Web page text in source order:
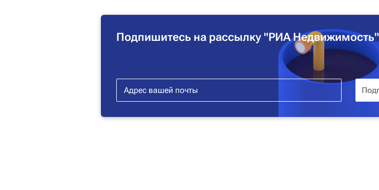
Подпишитесь на рассылку "РИА Недвижимость"